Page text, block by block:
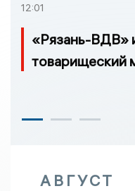
12:01
«Рязань-ВДВ»
товарищеский
АВГУСТ